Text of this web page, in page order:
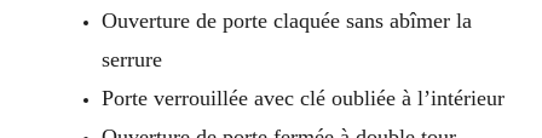
Ouverture de porte claquée sans abîmer la
serrure
Porte verrouillée avec clé oubliée à l’intérieur